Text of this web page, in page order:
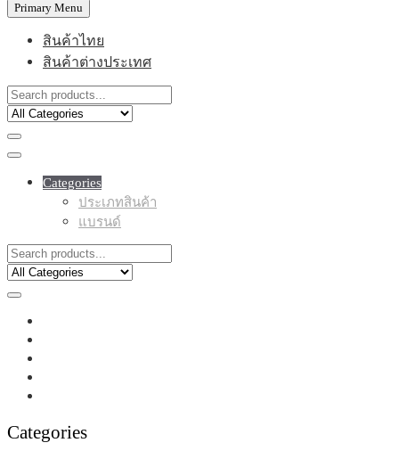
Primary Menu
สินค้าไทย
สินค้าต่างประเทศ
Categories
ประเภทสินค้า
แบรนด์
Categories